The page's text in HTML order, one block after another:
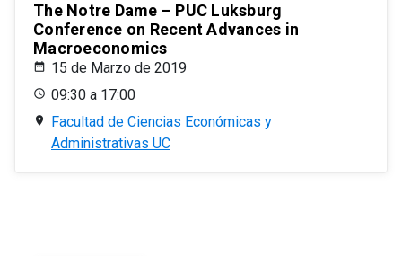
The Notre Dame – PUC Luksburg
Conference on Recent Advances in
Macroeconomics
15 de Marzo de 2019
09:30 a 17:00
Facultad de Ciencias Económicas y
Administrativas UC